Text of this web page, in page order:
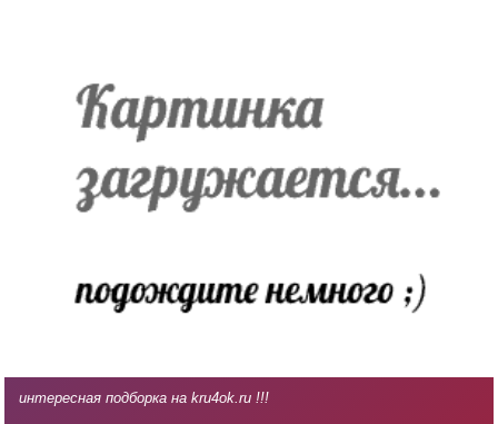
интересная подборка на kru4ok.ru !!!